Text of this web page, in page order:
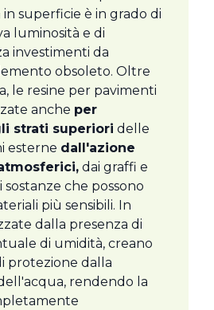
in superficie è in grado di
luminosità e di
investimenti da
obsoleto. Oltre
le resine per pavimenti
anche per
strati superiori delle
esterne dall'azione
dai graffi e
che possono
più sensibili. In
dalla presenza di
di umidità, creano
protezione dalla
rendendo la